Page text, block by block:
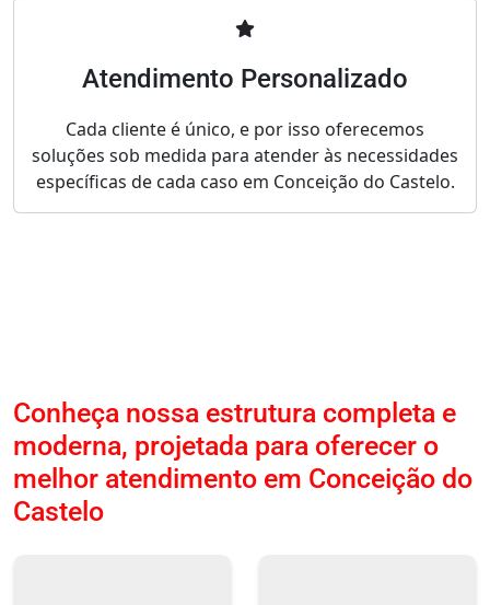
Atendimento Personalizado
Cada cliente é único, e por isso oferecemos
soluções sob medida para atender às necessidades
específicas de cada caso em Conceição do Castelo.
Conheça nossa estrutura completa e
moderna, projetada para oferecer o
melhor atendimento em Conceição do
Castelo